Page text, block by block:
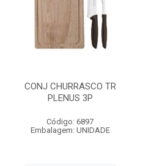
CONJ CHURRASCO TR
PLENUS 3P
Código: 6897
Embalagem: UNIDADE